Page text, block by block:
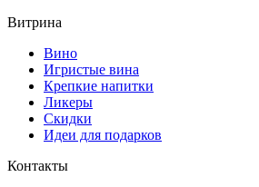
Витрина
Вино
Игристые вина
Крепкие напитки
Ликеры
Скидки
Идеи для подарков
Контакты